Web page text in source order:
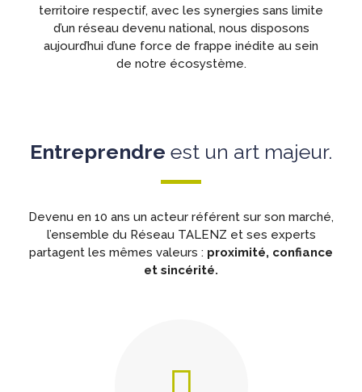
territoire respectif, avec les synergies sans limite
d’un réseau devenu national, nous disposons
aujourd’hui d’une force de frappe inédite au sein
de notre écosystème.
Entreprendre est un art majeur.
Devenu en 10 ans un acteur référent sur son marché,
l’ensemble du Réseau TALENZ et ses experts
partagent les mêmes valeurs : proximité, confiance
et sincérité.